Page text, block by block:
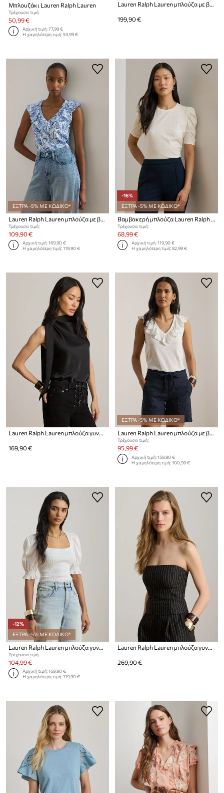
Μπλουζάκι Lauren Ralph Lauren
Τρέχουσα τιμή:
50,99 €
Αρχική τιμή:77,99 €
Η χαμηλότερη τιμή:53,99 €
Lauren Ralph Lauren μπλούζα με βολάν γυναικεία
199,90 €
ΕΞΤΡΑ -5% ΜΕ ΚΩΔΙΚΟ*
Lauren Ralph Lauren μπλούζα με βολάν γυναικεία βαμβακερή
Τρέχουσα τιμή:
109,90 €
Αρχική τιμή:169,90 €
Η χαμηλότερη τιμή:119,90 €
-16%
ΕΞΤΡΑ -5% ΜΕ ΚΩΔΙΚΟ*
Βαμβακερή μπλούζα Lauren Ralph Lauren
Τρέχουσα τιμή:
68,99 €
Αρχική τιμή:119,90 €
Η χαμηλότερη τιμή:82,99 €
Lauren Ralph Lauren μπλούζα γυναικεία
169,90 €
ΕΞΤΡΑ -5% ΜΕ ΚΩΔΙΚΟ*
Lauren Ralph Lauren μπλούζα με βολάν γυναικεία βαμβακερή
Τρέχουσα τιμή:
95,99 €
Αρχική τιμή:159,90 €
Η χαμηλότερη τιμή:100,99 €
-12%
ΕΞΤΡΑ -5% ΜΕ ΚΩΔΙΚΟ*
Τρέχουσα τιμή:
104,99 €
Αρχική τιμή:169,90 €
Η χαμηλότερη τιμή:119,90 €
269,90 €